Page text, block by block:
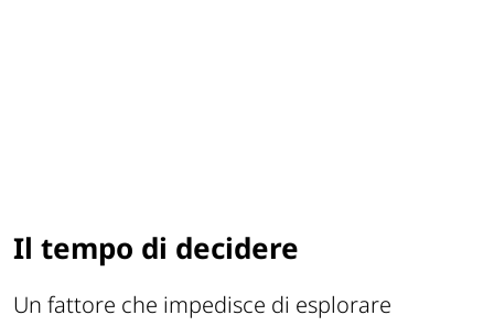
Il tempo di decidere
Un fattore che impedisce di esplorare